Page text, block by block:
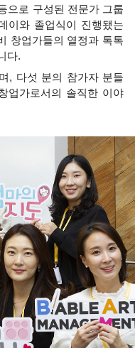
으로 구성된 전문가 그룹
이와 졸업식이 진행됐는
창업가들의 열정과 톡톡
다.
, 다섯 분의 참가자 분들
업가로서의 솔직한 이야